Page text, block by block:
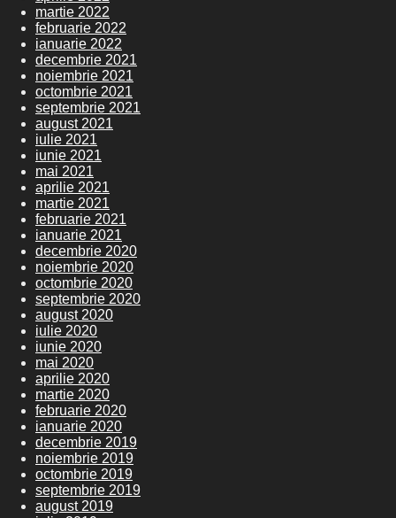
martie 2022
februarie 2022
ianuarie 2022
decembrie 2021
noiembrie 2021
octombrie 2021
septembrie 2021
august 2021
iulie 2021
iunie 2021
mai 2021
aprilie 2021
martie 2021
februarie 2021
ianuarie 2021
decembrie 2020
noiembrie 2020
octombrie 2020
septembrie 2020
august 2020
iulie 2020
iunie 2020
mai 2020
aprilie 2020
martie 2020
februarie 2020
ianuarie 2020
decembrie 2019
noiembrie 2019
octombrie 2019
septembrie 2019
august 2019